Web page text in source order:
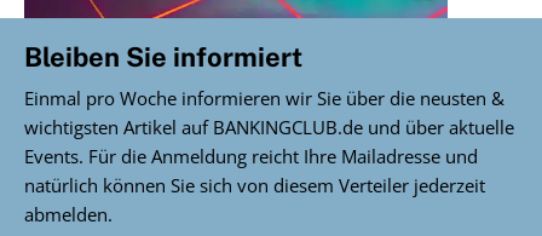
Bleiben Sie informiert
Einmal pro Woche informieren wir Sie über die neusten &
wichtigsten Artikel auf BANKINGCLUB.de und über aktuelle
Events. Für die Anmeldung reicht Ihre Mailadresse und
natürlich können Sie sich von diesem Verteiler jederzeit
abmelden.